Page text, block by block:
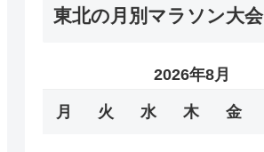
東北の月別マラソン大会
2026年8月
月 火 水 木 金